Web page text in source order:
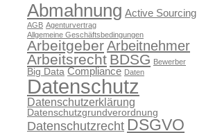
Abmahnung Active Sourcing
AGB Agenturvertrag
Allgemeine Geschäftsbedingungen
ArbeitgeberArbeitnehmer
Arbeitsrecht BDSG Bewerber
Big Data Compliance Daten
Datenschutz
Datenschutzerklärung
Datenschutzgrundverordnung
Datenschutzrecht DSGVO